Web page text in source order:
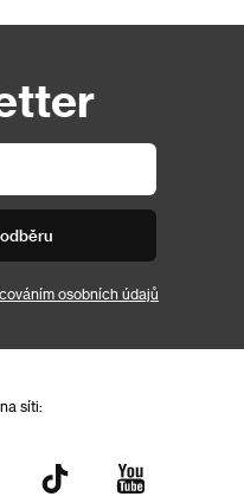
osobních údajů
síti: